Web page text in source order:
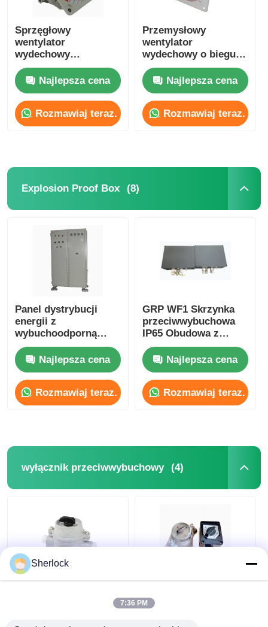
Oświetlenie przeciwwybuchowe
Lampka alarmowa przeciwwybuchowa
wentylator przeciwwybuchowy
Explosion Proof Box
wtyczka i gniazdo przeciwwybuchowe
Sprzęgłowy
wentylator
wydechowy
wentylator osialny
Najlepsza cena
Rozmawiaj teraz.
Przemysłowy
wentylator
wydechowy o biegu
osiowym IP54 dla
fabryki / magazynu
Najlepsza cena
Rozmawiaj teraz.
Explosion Proof Box (8)
Panel dystrybucji
energii z
wybuchoodporną
pompą uruchamiającą
dla obszarów
niebezpiecznych
Najlepsza cena
Rozmawiaj teraz.
GRP WF1 Skrzynka
przeciwwybuchowa
IP65 Obudowa z
odlewanego
aluminiumNajlepsza cena
Rozmawiaj teraz.
wyłącznik przeciwwybuchowy (4)
obrotowe odporne na
przenośne odporne
obrotowy
zabezpieczony przed
wybuchem dla
Sherlock
7:36 PM